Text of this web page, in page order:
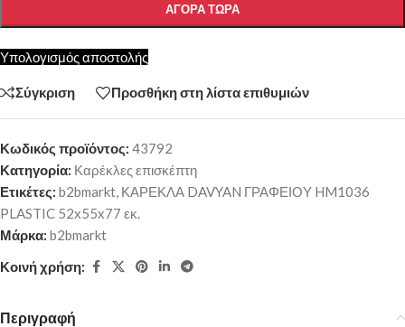
ΑΓΟΡΆ ΤΏΡΑ
Υπολογισμός αποστολής
Σύγκριση Προσθήκη στη λίστα επιθυμιών
Κωδικός προϊόντος: 43792
Κατηγορία: Καρέκλες επισκέπτη
Ετικέτες: b2bmarkt ΚΑΡΕΚΛΑ DAVYAN ΓΡΑΦΕΙΟΥ HM1036
PLASTIC 52x55x77 εκ.
Μάρκα: b2bmarkt
Κοινή χρήση:
Περιγραφή